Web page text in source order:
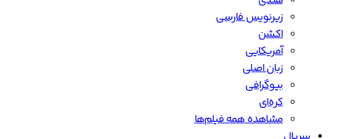
زیرنویس فارسی
اکشن
آمریکایی
زبان اصلی
بیوگرافی
کره‌ای
مشاهده همه فیلم‌ها